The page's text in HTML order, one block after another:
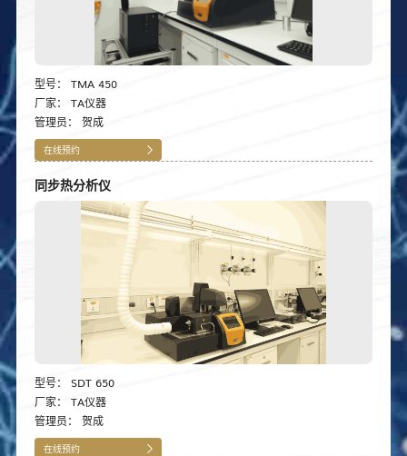
型号： TMA 450
厂家： TA仪器
管理员： 贺成
在线预约
同步热分析仪
型号： SDT 650
厂家： TA仪器
管理员： 贺成
在线预约